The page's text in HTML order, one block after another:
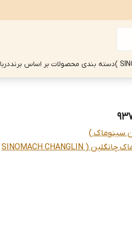
دسته بندی محصولات بر اساس برند
قطعات ماشین آلات سینوماک چانگلین ( SINOMACH CHANGLIN